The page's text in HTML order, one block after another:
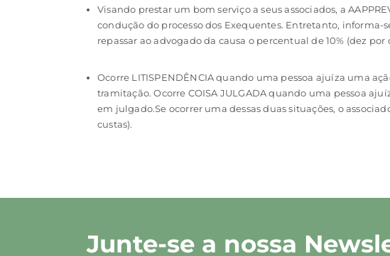
Visando prestar um bom serviço a seus associados, a
condução do processo dos Exequentes. Entretanto, informa-
repassar ao advogado da causa o percentual de 10% (dez
Ocorre LITISPENDÊNCIA quando uma pessoa ajuíza uma
tramitação. Ocorre COISA JULGADA quando uma pessoa
em julgado.Se ocorrer uma dessas duas situações, o
custas).
Junte-se a nossa